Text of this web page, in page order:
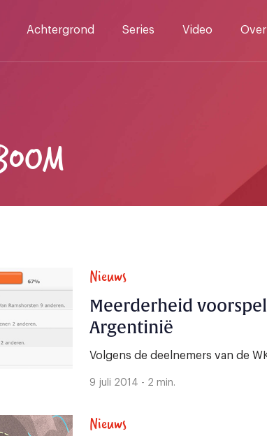
Achtergrond Series Video
Nieuws
Meerderheid
Argentinië
Volgens de deelnemers van de
9 juli 2014 - 2 min.
Nieuws